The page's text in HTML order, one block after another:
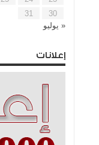
30
31
« يوليو
إعلانات